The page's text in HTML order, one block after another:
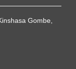
Gombe,